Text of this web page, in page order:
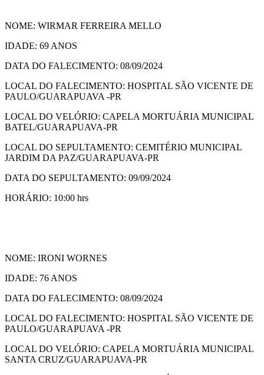
NOME: WIRMAR FERREIRA MELLO
IDADE: 69 ANOS
DATA DO FALECIMENTO: 08/09/2024
LOCAL DO FALECIMENTO: HOSPITAL SÃO VICENTE DE
PAULO/GUARAPUAVA -PR
LOCAL DO VELÓRIO: CAPELA MORTUÁRIA MUNICIPAL
BATEL/GUARAPUAVA-PR
LOCAL DO SEPULTAMENTO: CEMITÉRIO MUNICIPAL
JARDIM DA PAZ/GUARAPUAVA-PR
DATA DO SEPULTAMENTO: 09/09/2024
HORÁRIO: 10:00 hrs
NOME: IRONI WORNES
IDADE: 76 ANOS
DATA DO FALECIMENTO: 08/09/2024
LOCAL DO FALECIMENTO: HOSPITAL SÃO VICENTE DE
PAULO/GUARAPUAVA -PR
LOCAL DO VELÓRIO: CAPELA MORTUÁRIA MUNICIPAL
SANTA CRUZ/GUARAPUAVA-PR